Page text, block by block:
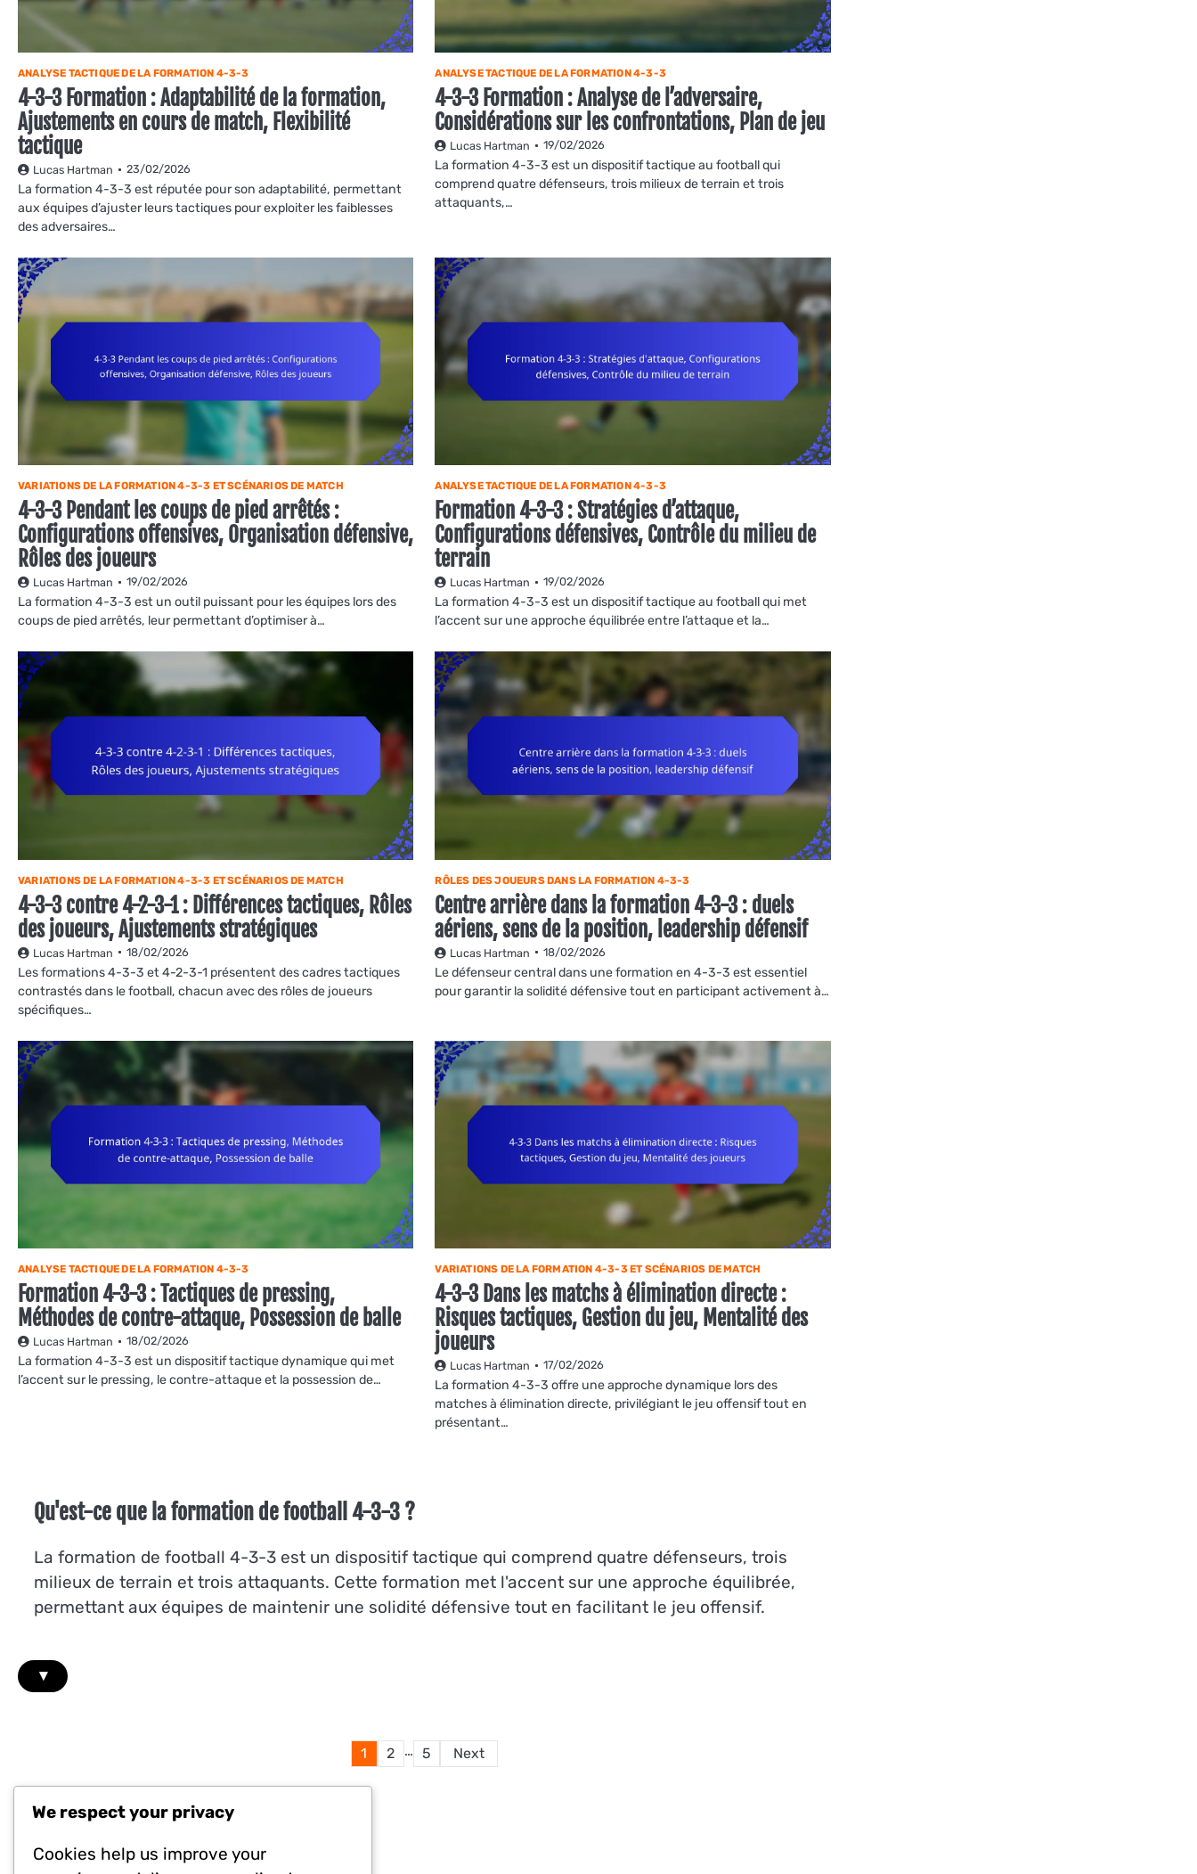
ANALYSE TACTIQUE DE LA FORMATION 4-3-3
4-3-3 Formation : Adaptabilité de la formation,
Ajustements en cours de match, Flexibilité
tactique
Lucas Hartman 23/02/2026
La formation 4-3-3 est réputée pour son adaptabilité, permettant
aux équipes d’ajuster leurs tactiques pour exploiter les faiblesses
des adversaires…
ANALYSE TACTIQUE DE LA FORMATION 4-3-3
4-3-3 Formation : Analyse de l’adversaire,
Considérations sur les confrontations, Plan de jeu
Lucas Hartman 19/02/2026
La formation 4-3-3 est un dispositif tactique au football qui
comprend quatre défenseurs, trois milieux de terrain et trois
attaquants,…
VARIATIONS DE LA FORMATION 4-3-3 ET SCÉNARIOS DE MATCH
4-3-3 Pendant les coups de pied arrêtés :
Configurations offensives, Organisation défensive,
Rôles des joueurs
Lucas Hartman 19/02/2026
La formation 4-3-3 est un outil puissant pour les équipes lors des
coups de pied arrêtés, leur permettant d’optimiser à…
ANALYSE TACTIQUE DE LA FORMATION 4-3-3
Formation 4-3-3 : Stratégies d’attaque,
Configurations défensives, Contrôle du milieu de
terrain
Lucas Hartman 19/02/2026
La formation 4-3-3 est un dispositif tactique au football qui met
l’accent sur une approche équilibrée entre l’attaque et la…
VARIATIONS DE LA FORMATION 4-3-3 ET SCÉNARIOS DE MATCH
4-3-3 contre 4-2-3-1 : Différences tactiques, Rôles
des joueurs, Ajustements stratégiques
Lucas Hartman 18/02/2026
Les formations 4-3-3 et 4-2-3-1 présentent des cadres tactiques
contrastés dans le football, chacun avec des rôles de joueurs
spécifiques…
RÔLES DES JOUEURS DANS LA FORMATION 4-3-3
Centre arrière dans la formation 4-3-3 : duels
aériens, sens de la position, leadership défensif
Lucas Hartman 18/02/2026
Le défenseur central dans une formation en 4-3-3 est essentiel
pour garantir la solidité défensive tout en participant activement à…
ANALYSE TACTIQUE DE LA FORMATION 4-3-3
Formation 4-3-3 : Tactiques de pressing,
Méthodes de contre-attaque, Possession de balle
Lucas Hartman 18/02/2026
La formation 4-3-3 est un dispositif tactique dynamique qui met
l’accent sur le pressing, le contre-attaque et la possession de…
VARIATIONS DE LA FORMATION 4-3-3 ET SCÉNARIOS DE MATCH
4-3-3 Dans les matchs à élimination directe :
Risques tactiques, Gestion du jeu, Mentalité des
joueurs
Lucas Hartman 17/02/2026
La formation 4-3-3 offre une approche dynamique lors des
matches à élimination directe, privilégiant le jeu offensif tout en
présentant…
Qu'est-ce que la formation de football 4-3-3 ?
La formation de football 4-3-3 est un dispositif tactique qui comprend quatre défenseurs, trois
milieux de terrain et trois attaquants. Cette formation met l'accent sur une approche équilibrée,
permettant aux équipes de maintenir une solidité défensive tout en facilitant le jeu offensif.
▾
Posts
1 2 … 5 Next
Mentions légales
Termes et conditions
We respect your privacy
Cookies help us improve your